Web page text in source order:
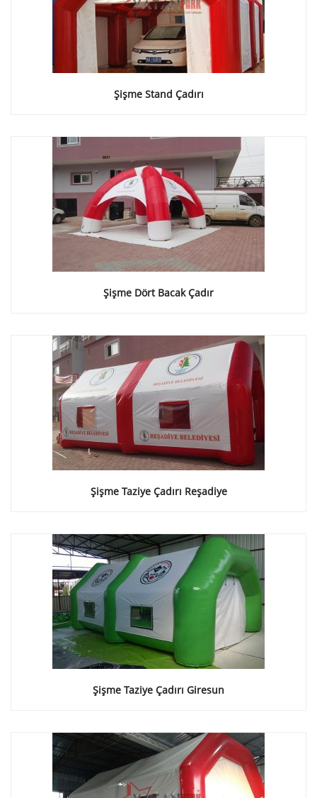
Şişme Stand Çadırı
Şişme Dört Bacak Çadır
Şişme Taziye Çadırı Reşadiye
Şişme Taziye Çadırı Giresun